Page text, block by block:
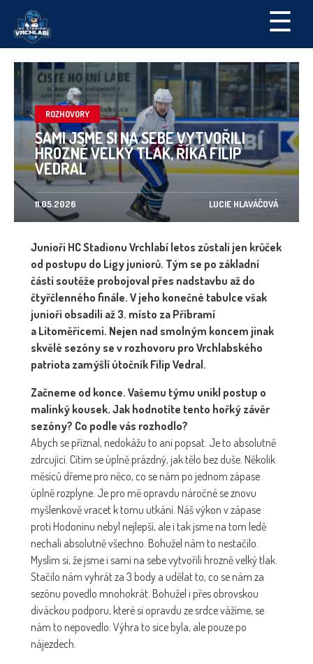
☰
ROZHOVORY
SAMI JSME SI NA SEBE VYTVOŘILI
HROZNĚ VELKÝ TLAK, ŘÍKÁ FILIP
VEDRAL
11.05.2026 LUCIE HLAVÁČOVÁ
Junioři HC Stadionu Vrchlabí letos zůstali jen krůček
od postupu do Ligy juniorů. Tým se po základní
části soutěže probojoval přes nadstavbu až do
čtyřčlenného finále. V jeho konečné tabulce však
junioři obsadili až 3. místo za Příbramí
a Litoměřicemi. Nejen nad smolným koncem jinak
skvělé sezóny se v rozhovoru pro Vrchlabského
patriota zamýšlí útočník Filip Vedral.
Začneme od konce. Vašemu týmu unikl postup o
malinký kousek. Jak hodnotíte tento hořký závěr
sezóny? Co podle vás rozhodlo?
Abych se přiznal, nedokážu to ani popsat. Je to absolutně
zdrcující. Cítím se úplně prázdný, jak tělo bez duše. Několik
měsíců dřeme pro něco, co se nám po jednom zápase
úplně rozplyne. Je pro mě opravdu náročné se znovu
myšlenkově vracet k tomu utkání. Náš výkon v zápase
proti Hodonínu nebyl nejlepší, ale i tak jsme na tom ledě
nechali absolutně všechno. Bohužel nám to nestačilo.
Myslím si, že jsme i sami na sebe vytvořili hrozně velký tlak.
Stačilo nám vyhrát za 3 body a udělat to, co se nám za
sezónu povedlo mnohokrát. Bohužel i přes obrovskou
diváckou podporu, které si opravdu ze srdce vážíme, se
nám to nepovedlo. Výhra to sice byla, ale pouze po
nájezdech.